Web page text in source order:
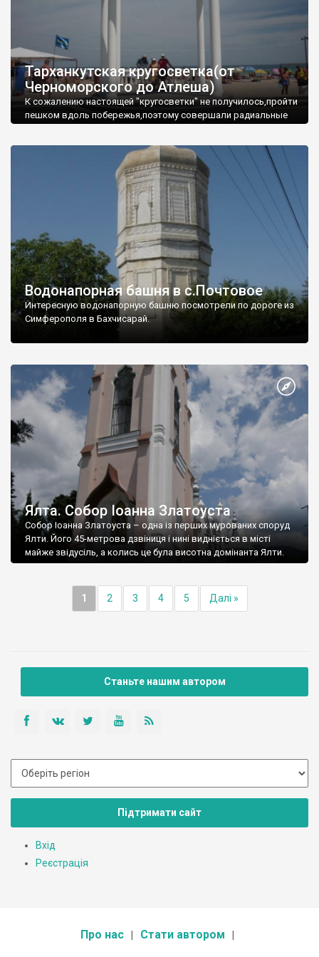
Тарханкутская кругосветка(от
Черноморского до Атлеша)
К сожалению настоящей "кругосветки" не получилось,пройти
пешком вдоль побережья,поэтому совершали радиальные
Водонапорная башня в с.Почтовое
Интересную водонапорную башню посмотрели по дороге из
Симферополя в Бахчисарай.
Ялта. Собор Іоанна Златоуста
Собор Іоанна Златоуста – одна із перших мурованих споруд
Ялти. Його 45-метрова дзвіниця і нині видніється в місті
майже звідусіль, а колись це була висотна домінанта Ялти.
1 2 3 4 5 Далі »
Станьте нашим автором
Підтримати сайт
Вхід
Реєстрація
Про нас Стати автором